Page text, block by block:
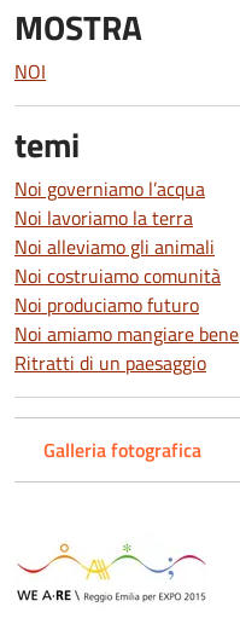
MOSTRA
NOI
temi
Noi governiamo l’acqua
Noi lavoriamo la terra
Noi alleviamo gli animali
Noi costruiamo comunità
Noi produciamo futuro
Noi amiamo mangiare bene
Ritratti di un paesaggio
Galleria fotografica